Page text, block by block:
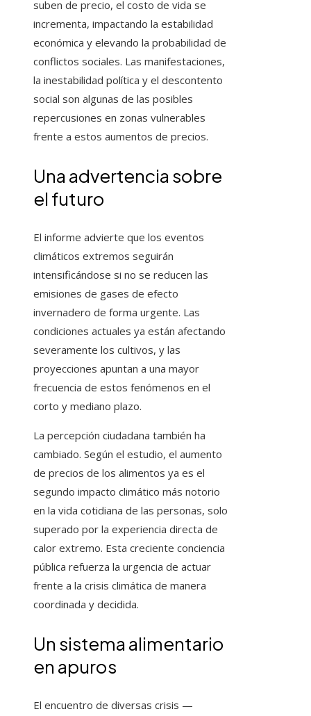
suben de precio, el costo de vida se
incrementa, impactando la estabilidad
económica y elevando la probabilidad de
conflictos sociales. Las manifestaciones,
la inestabilidad política y el descontento
social son algunas de las posibles
repercusiones en zonas vulnerables
frente a estos aumentos de precios.
Una advertencia sobre
el futuro
El informe advierte que los eventos
climáticos extremos seguirán
intensificándose si no se reducen las
emisiones de gases de efecto
invernadero de forma urgente. Las
condiciones actuales ya están afectando
severamente los cultivos, y las
proyecciones apuntan a una mayor
frecuencia de estos fenómenos en el
corto y mediano plazo.
La percepción ciudadana también ha
cambiado. Según el estudio, el aumento
de precios de los alimentos ya es el
segundo impacto climático más notorio
en la vida cotidiana de las personas, solo
superado por la experiencia directa de
calor extremo. Esta creciente conciencia
pública refuerza la urgencia de actuar
frente a la crisis climática de manera
coordinada y decidida.
Un sistema alimentario
en apuros
El encuentro de diversas crisis —